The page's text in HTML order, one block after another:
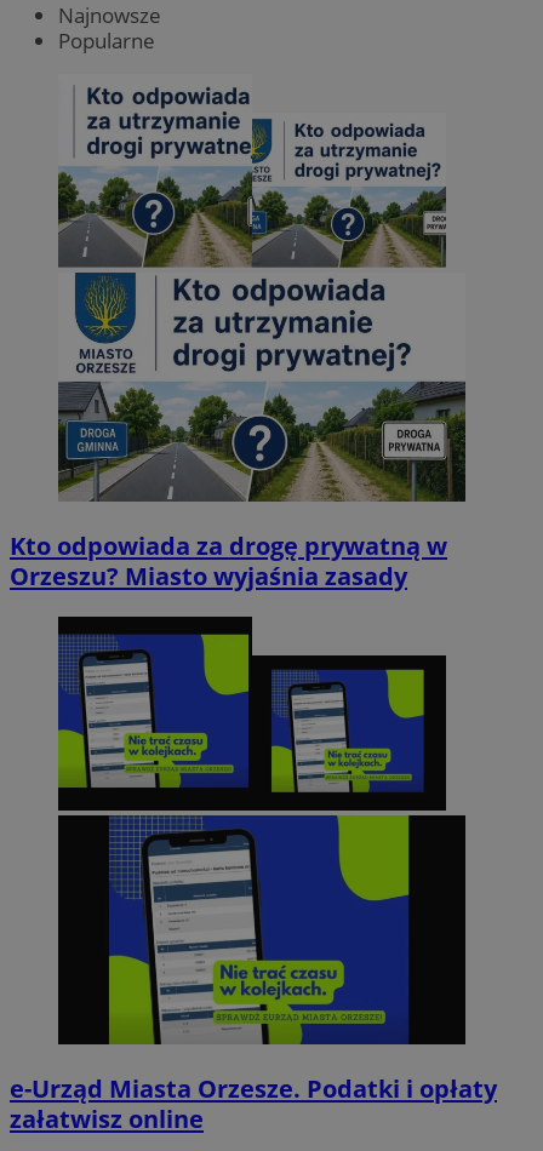
Najnowsze
Popularne
Kto odpowiada za drogę prywatną w
Orzeszu? Miasto wyjaśnia zasady
e-Urząd Miasta Orzesze. Podatki i opłaty
załatwisz online